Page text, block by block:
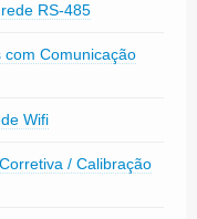
RS-485
com Comunicação
Wifi
/ Calibração